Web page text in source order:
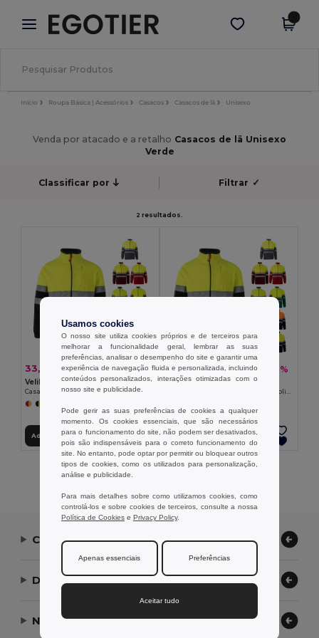
× App Egotier
Melhores preços na app!
Obter app
Início Roupa Básica | Acessórios Casacos Casacos de lã Unisexo
Venda por atacado e a retalho Casacos de lã Unisexo
Verde
Classificar por Filtrar ✓
2 resultados.
33,70 €54,40 € -38%
Velilla 36075
Adicionar ao Carrinho
32,59 €52,60 € -38%
Velilla 36073
Casaco polar bicolor (280g/m²), em poliéster (100%)
Adicionar ao Carrinho
Exibindo Todos Os Produtos.
Contate-nos
Deixe-nos ajudar
Nossa Empresa
Usamos cookies
O nosso site utiliza cookies próprios e de terceiros para
melhorar a funcionalidade geral, lembrar as suas
preferências, analisar o desempenho do site e garantir uma
experiência de navegação fluida e personalizada, incluindo
conteúdos personalizados, interações otimizadas com o
nosso site e publicidade.
Pode gerir as suas preferências de cookies a qualquer
momento. Os cookies essenciais, que são necessários
para o funcionamento do site, não podem ser desativados,
pois são indispensáveis para o correto funcionamento do
site. No entanto, pode optar por permitir ou bloquear outros
tipos de cookies, como os utilizados para personalização,
análise e publicidade.
Para mais detalhes sobre como utilizamos cookies, como
controlá-los e sobre cookies de terceiros, consulte a nossa
Política de Cookies e Privacy Policy.
Apenas essenciais Preferências
Aceitar tudo